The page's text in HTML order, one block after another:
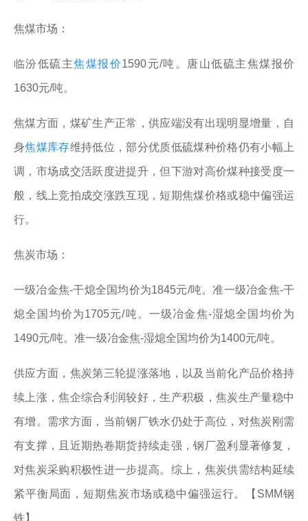
焦煤市场：
临汾低硫主焦煤报价1590元/吨。唐山低硫主焦煤报价
1630元/吨。
焦煤方面，煤矿生产正常，供应端没有出现明显增量，自
身焦煤库存维持低位，部分优质低硫煤种价格仍有小幅上
调，市场成交活跃度进提升，但下游对高价煤种接受度一
般，线上竞拍成交涨跌互现，短期焦煤价格或稳中偏强运
行。
焦炭市场：
一级冶金焦-干熄全国均价为1845元/吨。准一级冶金焦-干
熄全国均价为1705元/吨。一级冶金焦-湿熄全国均价为
1490元/吨。准一级冶金焦-湿熄全国均价为1400元/吨。
供应方面，焦炭第三轮提涨落地，以及当前化产品价格持
续上涨，焦企综合利润较好，生产积极，焦炭生产量稳中
有增。需求方面，当前钢厂铁水仍处于高位，对焦炭刚需
有支撑，且近期热卷期货持续走强，钢厂盈利显著修复，
对焦炭采购积极性进一步提高。综上，焦炭供需结构延续
紧平衡局面，短期焦炭市场或稳中偏强运行。【SMM钢
铁】